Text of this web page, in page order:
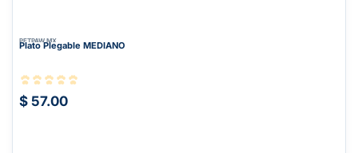
PETPAW.MX
Plato Plegable MEDIANO
$ 57.00